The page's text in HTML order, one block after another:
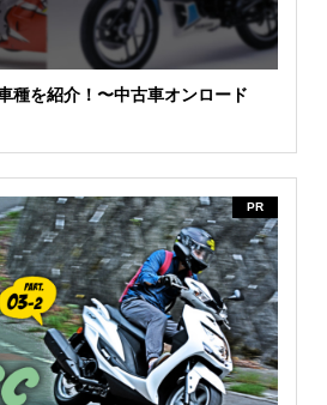
種を紹介！〜中古車オンロード
PR